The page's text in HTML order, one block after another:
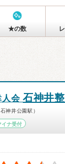
★の数
人会 石神井
神井公園駅）
イナ受付